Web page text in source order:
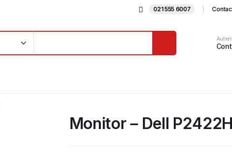
021 555 6007
Cont
Monitor – Dell